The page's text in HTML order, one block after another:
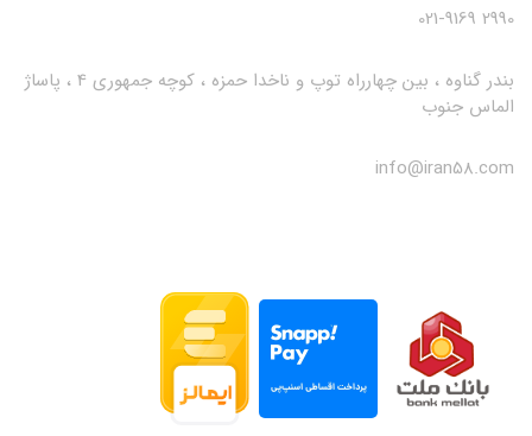
2990 021-9169
بندر گناوه ، بین چهارراه توپ و ناخدا حمزه ، کوچه جمهوری 4 ، پاساژ
الماس جنوب
info@iran58.com